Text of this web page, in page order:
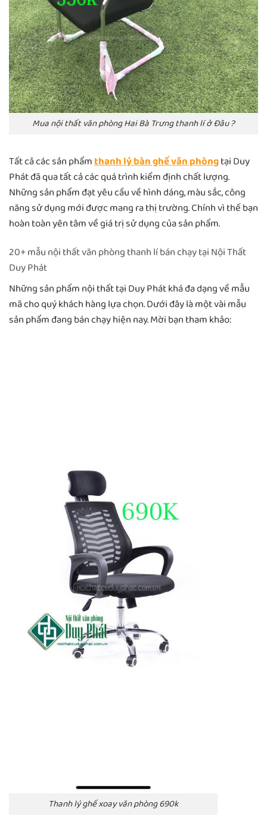
Mua nội thất văn phòng Hai Bà Trưng thanh lí ở Đâu ?
Tất cả các sản phẩmthanh lý bàn ghế văn phòngtại Duy
Phát đã qua tất cả các quá trình kiểm định chất lượng.
Những sản phẩm đạt yêu cầu về hình dáng, màu sắc, công
năng sử dụng mới được mang ra thị trường. Chính vì thế bạn
hoàn toàn yên tâm về giá trị sử dụng của sản phẩm.
20+ mẫu nội thất văn phòng thanh lí bán chạy tại Nội Thất
Duy Phát
Những sản phẩm nội thất tại Duy Phát khá đa dạng về mẫu
mã cho quý khách hàng lựa chọn. Dưới đây là một vài mẫu
sản phẩm đang bán chạy hiện nay. Mời bạn tham khảo:
Thanh lý ghế xoay văn phòng 690k